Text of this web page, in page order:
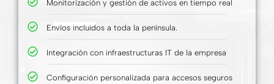
Monitorización y gestión de activos en tiempo real
Envíos incluidos a toda la península.
Integración con infraestructuras IT de la empresa
Configuración personalizada para accesos seguros